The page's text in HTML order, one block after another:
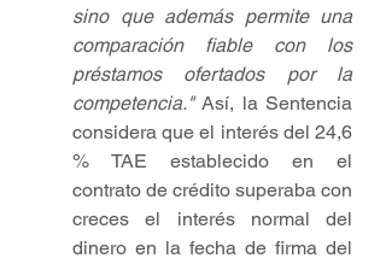
sino que además permite una
comparación fiable con los
préstamos ofertados por la
competencia." Así, la Sentencia
considera que el interés del 24,6
% TAE establecido en el
contrato de crédito superaba con
creces el interés normal del
dinero en la fecha de firma del